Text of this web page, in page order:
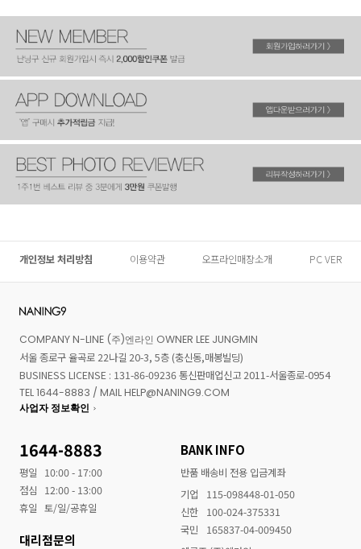
개인정보 처리방침 이용약관 오프라인매장소개 PC VER
COMPANY N-LINE (주)엔라인 OWNER LEE JUNGMIN
서울 종로구 율곡로 22나길 20-3, 5층 (충신동,매봉빌딩)
BUSINESS LICENSE : 131-86-09236 통신판매업신고 2011-서울종로-0954
TEL 1644-8883 / MAIL HELP@NANING9.COM
사업자 정보확인
1644-8883
평일
10:00 - 17:00
점심
12:00 - 13:00
휴일 토/일/공휴일
대리점문의
BANK INFO
반품 배송비 전용 입금계좌
기업
115-098448-01-050
신한
100-024-375331
국민
165837-04-009450